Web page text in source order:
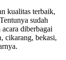
kualitas terbaik,
sudah
diberbagai
cikarang, bekasi,